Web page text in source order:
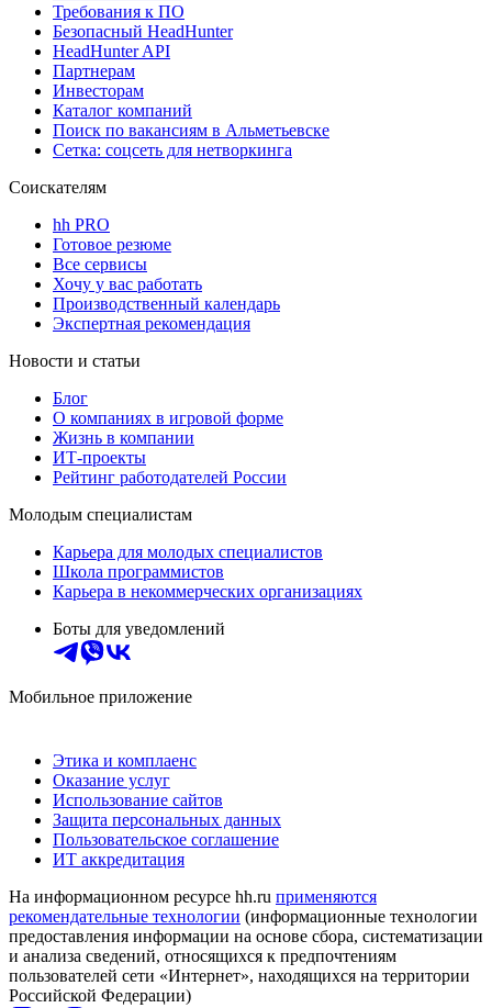
Требования к ПО
Безопасный HeadHunter
HeadHunter API
Партнерам
Инвесторам
Каталог компаний
Поиск по вакансиям в Альметьевске
Сетка: соцсеть для нетворкинга
Соискателям
hh PRO
Готовое резюме
Все сервисы
Хочу у вас работать
Производственный календарь
Экспертная рекомендация
Новости и статьи
Блог
О компаниях в игровой форме
Жизнь в компании
ИТ-проекты
Рейтинг работодателей России
Молодым специалистам
Карьера для молодых специалистов
Школа программистов
Карьера в некоммерческих организациях
Боты для уведомлений
Мобильное приложение
Этика и комплаенс
Оказание услуг
Использование сайтов
Защита персональных данных
Пользовательское соглашение
ИТ аккредитация
На информационном ресурсе hh.ru применяются
рекомендательные технологии (информационные технологии
предоставления информации на основе сбора, систематизации
и анализа сведений, относящихся к предпочтениям
пользователей сети «Интернет», находящихся на территории
Российской Федерации)